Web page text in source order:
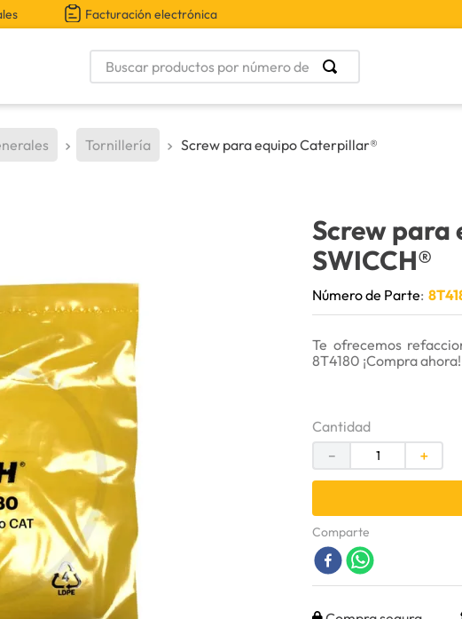
Facturación electrónica
Buscar productos por número de parte
Tornillería Screw para equipo Caterpillar®
Screw para
SWICCH®
Número de Parte:
Te ofrecemos
8T4180 ¡Compra ahora!
Cantidad
＋
－
Comparte